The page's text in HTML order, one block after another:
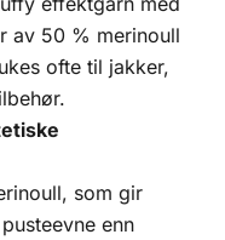
av 50 % merinoull
ofte til jakker,
som gir
enn